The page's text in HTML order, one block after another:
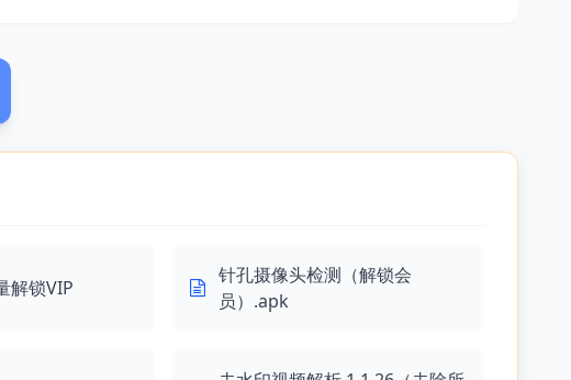
解锁VIP
针孔摄像头检测（解锁会
员）.apk